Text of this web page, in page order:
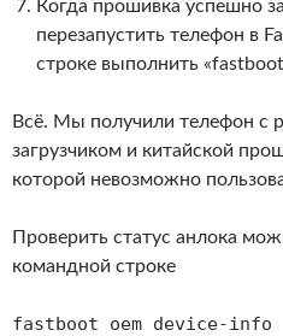
Когда прошивка успешно
перезапустить телефон в
строке выполнить
Всё. Мы получили телефон с
загрузчиком и китайской
которой невозможно
Проверить статус анлока
командной строке
fastboot oem device-info